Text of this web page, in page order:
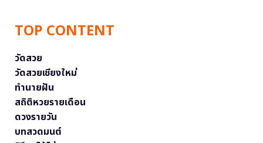
TOP CONTENT
วัดสวย
วัดสวยเชียงใหม่
ทำนายฝัน
สถิติหวยรายเดือน
ดวงรายวัน
บทสวดมนต์